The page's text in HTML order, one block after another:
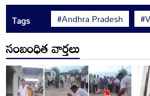
Tags #Andhra Pradesh
సంబంధిత వార్తలు